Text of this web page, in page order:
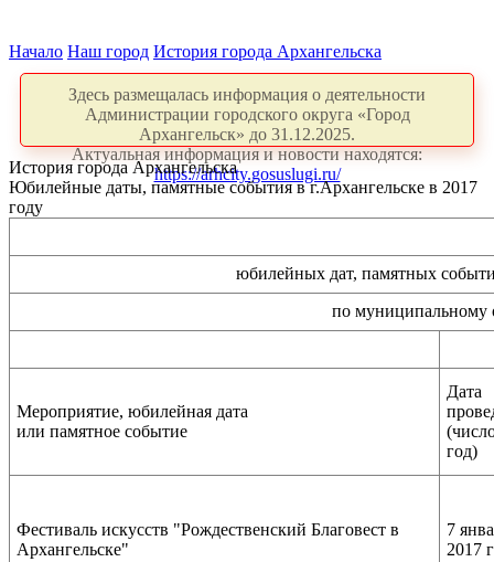
Начало Наш город История города Архангельска
Здесь размещалась информация о деятельности
Администрации городского округа «Город
Архангельск» до 31.12.2025.
Актуальная информация и новости находятся:
https://arhcity.gosuslugi.ru/
История города Архангельска
Юбилейные даты, памятные события в г.Архангельске в 2017
году
юбилейных дат, памятных
по муниципальному
Мероприятие, юбилейная дата
или памятное событие
Дата
год)
Фестиваль искусств "Рождественский Благовест в
Архангельске"
7
2017